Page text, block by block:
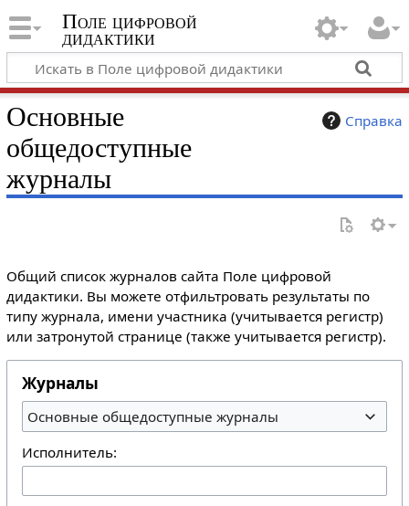
Поле цифровой
дидактики
Справка
Основные
общедоступные
журналы
Общий список журналов сайта Поле цифровой
дидактики. Вы можете отфильтровать результаты по
типу журнала, имени участника (учитывается регистр)
или затронутой странице (также учитывается регистр).
Журналы
Основные общедоступные журналы
Исполнитель: